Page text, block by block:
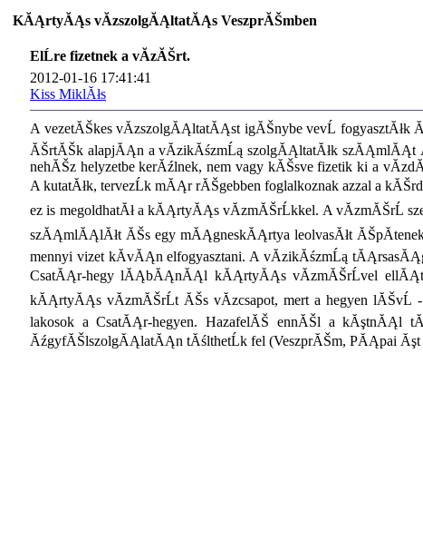
KĂĄrtyĂĄs vĂ­zszolgĂĄltatĂĄs VeszprĂŠmben
ElĹre fizetnek a vĂ­zĂŠrt.
2012-01-16 17:41:41
Kiss MiklĂłs
A vezetĂŠkes vĂ­zszolgĂĄltatĂĄst igĂŠnybe vevĹ
ĂŠrtĂŠk alapjĂĄn a vĂ­zikĂśzmĹą szolgĂĄltatĂłk szĂĄmlĂĄt
nehĂŠz helyzetbe kerĂźlnek, nem vagy kĂŠsve fizetik ki a
A kutatĂłk, tervezĹk mĂĄr rĂŠgebben foglalkoznak azzal a
ez is megoldhatĂł a kĂĄrtyĂĄs vĂ­zmĂŠrĹkkel. A vĂ­zmĂŠrĹ
szĂĄmlĂĄlĂłt ĂŠs egy mĂĄgneskĂĄrtya leolvasĂłt
mennyi vizet kĂ­vĂĄn elfogyasztani. A vĂ­zikĂśzmĹą
CsatĂĄr-hegy lĂĄbĂĄnĂĄl kĂĄrtyĂĄs vĂ­zmĂŠrĹvel
kĂĄrtyĂĄs vĂ­zmĂŠrĹt ĂŠs vĂ­zcsapot, mert a hegyen
lakosok a CsatĂĄr-hegyen. HazafelĂŠ ennĂŠl a kĂştnĂĄl
ĂźgyfĂŠlszolgĂĄlatĂĄn tĂślthetĹk fel (VeszprĂŠm, PĂĄpai Ăşt